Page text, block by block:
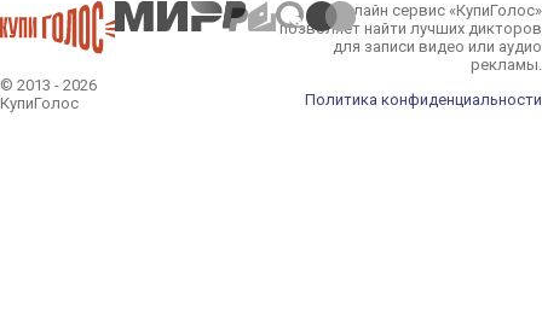
© 2013 - 2026
КупиГолос
Онлайн сервис «КупиГолос»
позволяет найти лучших дикторов
для записи видео или аудио
рекламы.
Политика конфиденциальности